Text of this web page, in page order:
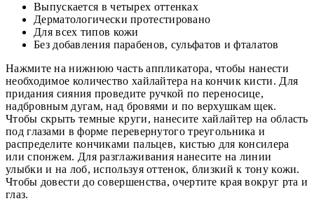
Выпускается в четырех оттенках
Дерматологически протестировано
Для всех типов кожи
Без добавления парабенов, сульфатов и фталатов
Нажмите на нижнюю часть аппликатора, чтобы нанести
необходимое количество хайлайтера на кончик кисти. Для
придания сияния проведите ручкой по переносице,
надбровным дугам, над бровями и по верхушкам щек.
Чтобы скрыть темные круги, нанесите хайлайтер на область
под глазами в форме перевернутого треугольника и
распределите кончиками пальцев, кистью для консилера
или спонжем. Для разглаживания нанесите на линии
улыбки и на лоб, используя оттенок, близкий к тону кожи.
Чтобы довести до совершенства, очертите края вокруг рта и
глаз.